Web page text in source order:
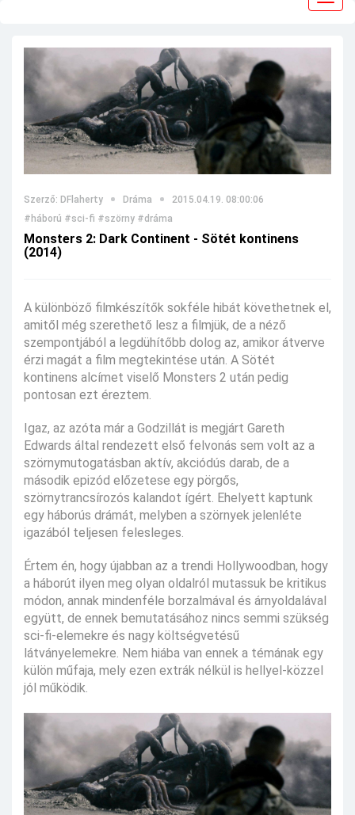
Szerző: DFlaherty Dráma
2015.04.19. 08:00:06
#háború #sci-fi #szörny #dráma
Monsters 2: Dark Continent - Sötét kontinens
(2014)
A különböző filmkészítők sokféle hibát követhetnek el,
amitől még szerethető lesz a filmjük, de a néző
szempontjából a legdühítőbb dolog az, amikor átverve
érzi magát a film megtekintése után. A Sötét
kontinens alcímet viselő Monsters 2 után pedig
pontosan ezt éreztem.
Igaz, az azóta már a Godzillát is megjárt Gareth
Edwards által rendezett első felvonás sem volt az a
szörnymutogatásban aktív, akciódús darab, de a
második epizód előzetese egy pörgős,
szörnytrancsírozós kalandot ígért. Ehelyett kaptunk
egy háborús drámát, melyben a szörnyek jelenléte
igazából teljesen felesleges.
Értem én, hogy újabban az a trendi Hollywoodban, hogy
a háborút ilyen meg olyan oldalról mutassuk be kritikus
módon, annak mindenféle borzalmával és árnyoldalával
együtt, de ennek bemutatásához nincs semmi szükség
sci-fi-elemekre és nagy költségvetésű
látványelemekre. Nem hiába van ennek a témának egy
külön műfaja, mely ezen extrák nélkül is hellyel-közzel
jól működik.